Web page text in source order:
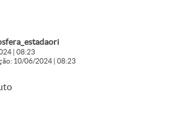
| 08:23
10/06/2024 | 08:23